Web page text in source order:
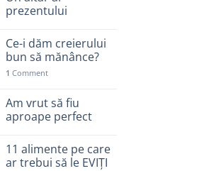
prezentului
Ce-i dăm creierului
bun să mănânce?
1 Comment
Am vrut să fiu
aproape perfect
11 alimente pe care
ar trebui să le EVIȚI